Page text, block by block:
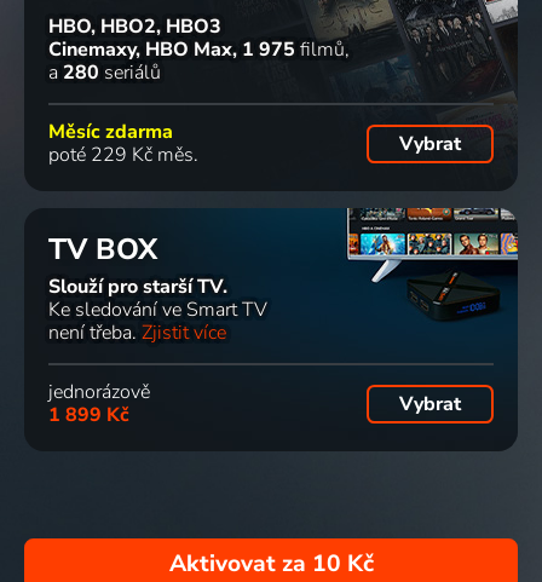
HBO, HBO2, HBO3
Cinemaxy, HBO Max 1 975 filmů
a 280 seriálů
Měsíc zdarma
poté 229 Kč měs.
Vybrat
TV BOX
Slouží pro starší TV.
Ke sledování ve Smart TV
není třeba. Zjistit více
jednorázově
1 899 Kč
Vybrat
Aktivovat za 10 Kč